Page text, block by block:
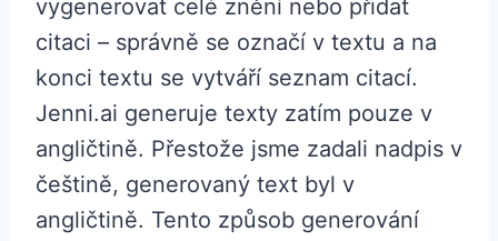
vygenerovat celé znění nebo přidat
citaci – správně se označí v textu a na
konci textu se vytváří seznam citací.
Jenni.ai generuje texty zatím pouze v
angličtině. Přestože jsme zadali nadpis v
češtině, generovaný text byl v
angličtině. Tento způsob generování